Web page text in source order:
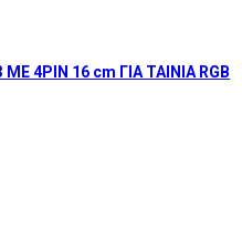
4PIN 16 cm ΓΙΑ ΤΑΙΝΙΑ RGB